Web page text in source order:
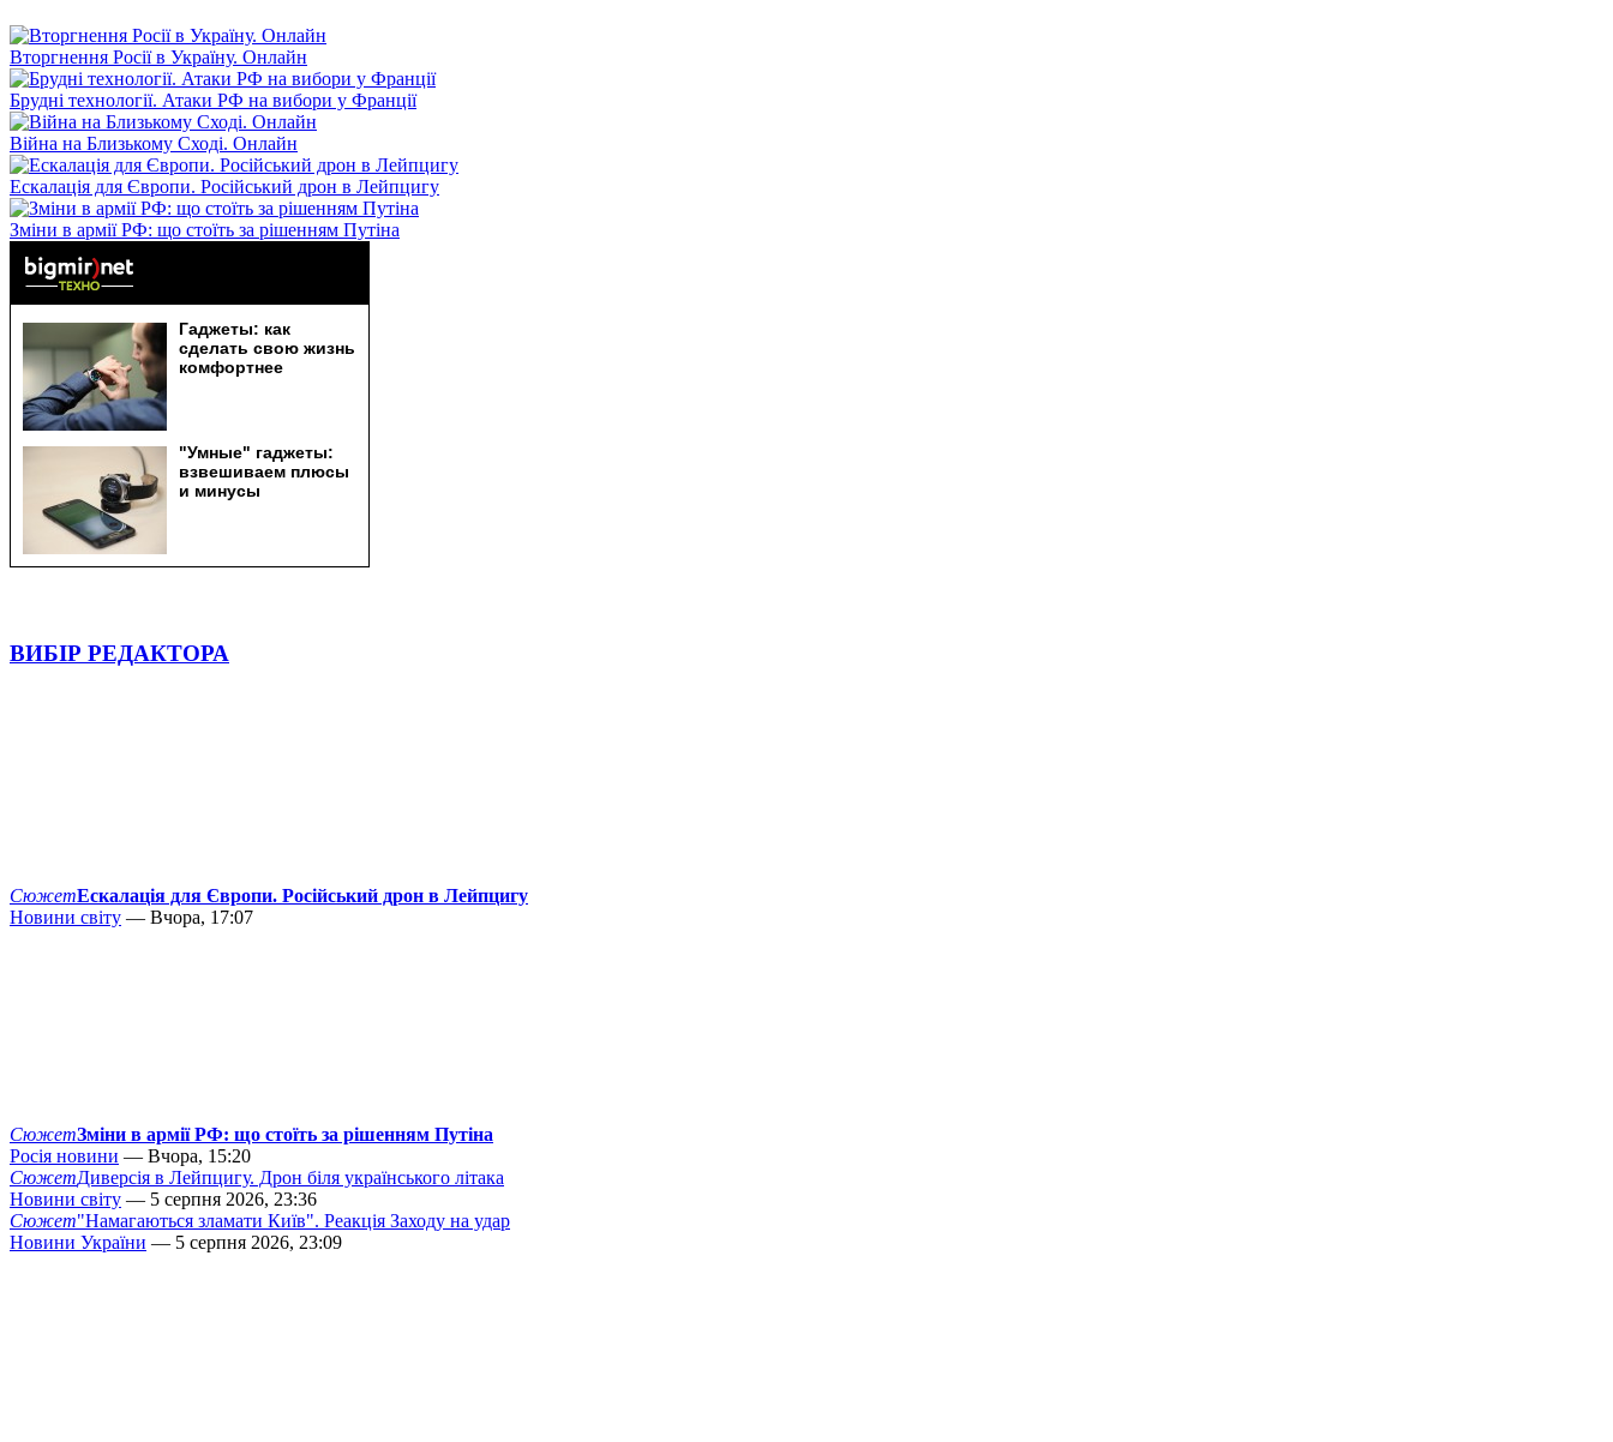
Вторгнення Росії в Україну. Онлайн
Брудні технології. Атаки РФ на вибори у Франції
Війна на Близькому Сході. Онлайн
Ескалація для Європи. Російський дрон в Лейпцигу
Зміни в армії РФ: що стоїть за рішенням Путіна
ВИБІР РЕДАКТОРА
СюжетЕскалація для Європи. Російський дрон в Лейпцигу
Новини світу — Вчора, 17:07
СюжетЗміни в армії РФ: що стоїть за рішенням Путіна
Росія новини — Вчора, 15:20
СюжетДиверсія в Лейпцигу. Дрон біля українського літака
Новини світу — 5 серпня 2026, 23:36
Сюжет"Намагаються зламати Київ". Реакція Заходу на удар
Новини України — 5 серпня 2026, 23:09